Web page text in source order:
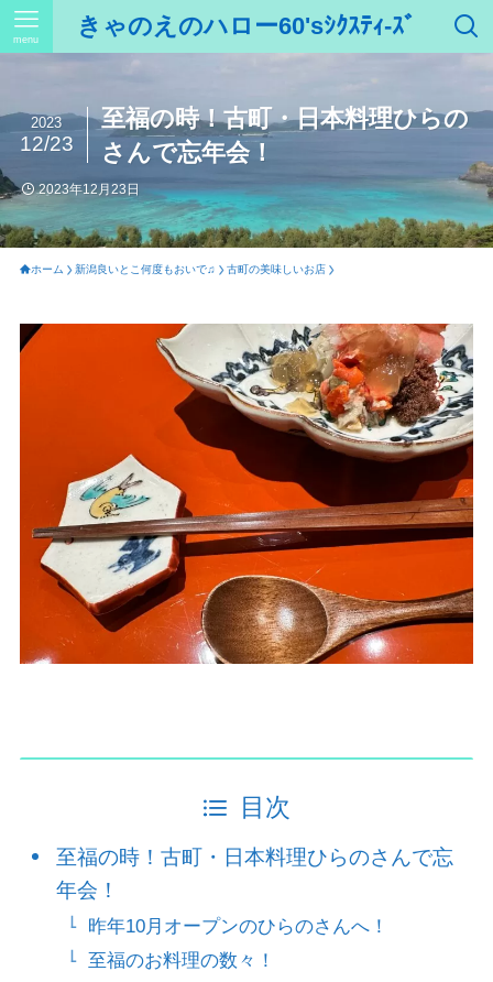
きゃのえのハロー60'sｼｸｽﾃｨ-ｽﾞ
menu
至福の時！古町・日本料理ひらの
さんで忘年会！
2023
12/23
2023年12月23日
ホーム 新潟良いとこ何度もおいで♫ 古町の美味しいお店
目次
至福の時！古町・日本料理ひらのさんで忘
年会！
昨年10月オープンのひらのさんへ！
至福のお料理の数々！